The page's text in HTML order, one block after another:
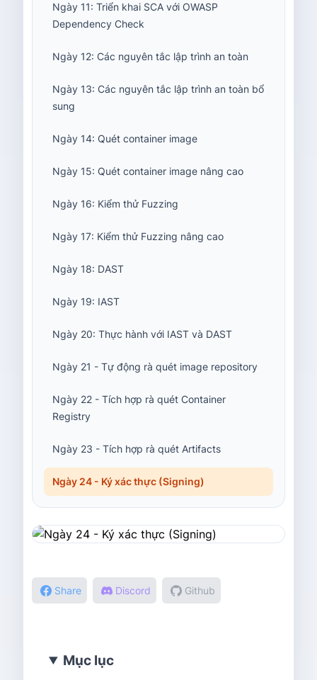
Ngày 11: Triển khai SCA với OWASP
Dependency Check
Ngày 12: Các nguyên tắc lập trình an toàn
Ngày 13: Các nguyên tắc lập trình an toàn bổ
sung
Ngày 14: Quét container image
Ngày 15: Quét container image nâng cao
Ngày 16: Kiểm thử Fuzzing
Ngày 17: Kiểm thử Fuzzing nâng cao
Ngày 18: DAST
Ngày 19: IAST
Ngày 20: Thực hành với IAST và DAST
Ngày 21 - Tự động rà quét image repository
Ngày 22 - Tích hợp rà quét Container
Registry
Ngày 23 - Tích hợp rà quét Artifacts
Ngày 24 - Ký xác thực (Signing)
Share Discord Github
Mục lục